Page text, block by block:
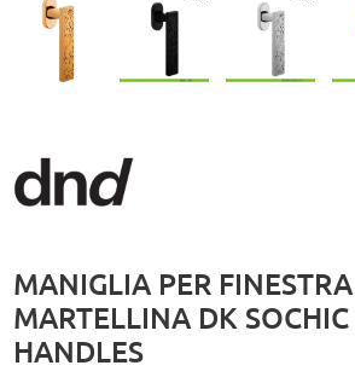
MANIGLIA PER FINESTRA
MARTELLINA DK
HANDLES